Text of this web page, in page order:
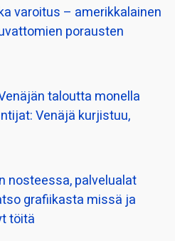
varoitus – amerikkalainen
porausten
taloutta monella
Venäjä kurjistuu,
nosteessa, palvelualat
grafiikasta missä ja
töitä